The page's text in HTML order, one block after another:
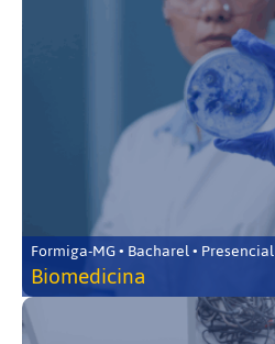
Formiga-MG • Bacharel • Presencial
Biomedicina